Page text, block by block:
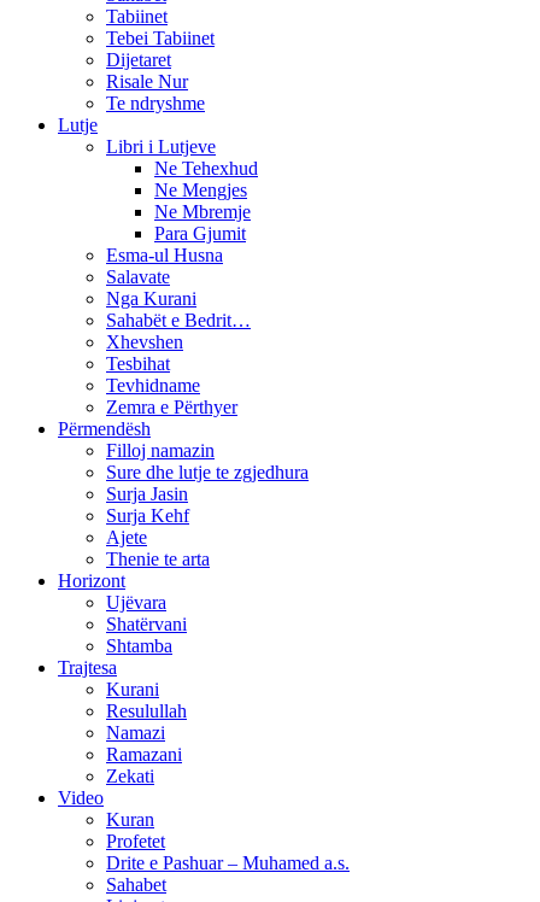
Tabiinet
Tebei Tabiinet
Dijetaret
Risale Nur
Te ndryshme
Lutje
Libri i Lutjeve
Ne Tehexhud
Ne Mengjes
Ne Mbremje
Para Gjumit
Esma-ul Husna
Salavate
Nga Kurani
Sahabët e Bedrit…
Xhevshen
Tesbihat
Tevhidname
Zemra e Përthyer
Përmendësh
Filloj namazin
Sure dhe lutje te zgjedhura
Surja Jasin
Surja Kehf
Ajete
Thenie te arta
Horizont
Ujëvara
Shatërvani
Shtamba
Trajtesa
Kurani
Resulullah
Namazi
Ramazani
Zekati
Video
Kuran
Profetet
Drite e Pashuar – Muhamed a.s.
Sahabet